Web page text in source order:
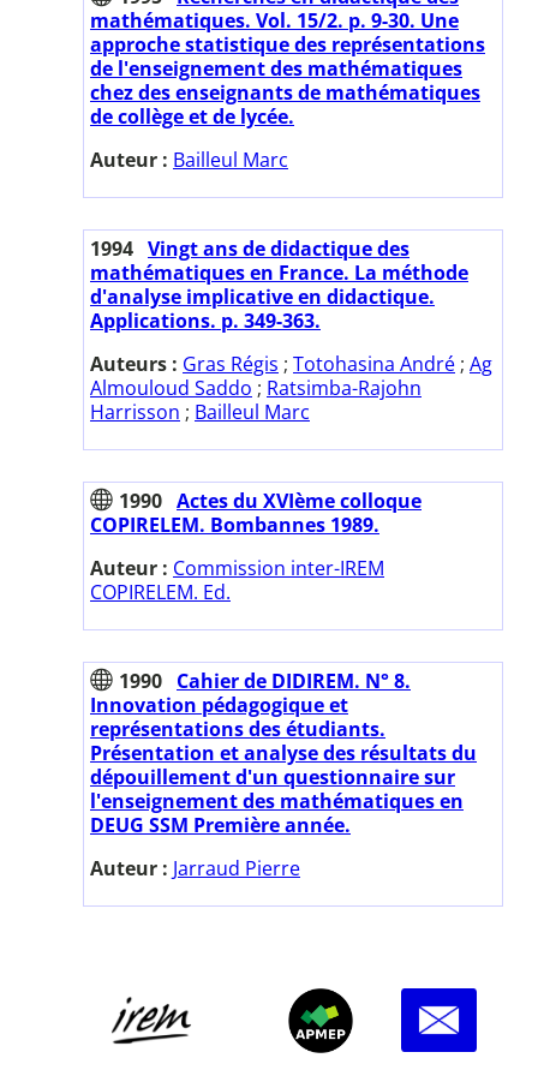
mathématiques. Vol. 15/2. p. 9-30. Une
approche statistique des représentations
de l'enseignement des mathématiques
chez des enseignants de mathématiques
de collège et de lycée.
Auteur : Bailleul Marc
1994 Vingt ans de didactique des
mathématiques en France. La méthode
d'analyse implicative en didactique.
Applications. p. 349-363.
Auteurs : Gras Régis ; Totohasina André ; Ag
Almouloud Saddo ; Ratsimba-Rajohn
Harrisson ; Bailleul Marc
1990 Actes du XVIème colloque
COPIRELEM. Bombannes 1989.
Auteur : Commission inter-IREM
COPIRELEM. Ed.
1990 Cahier de DIDIREM. N° 8.
Innovation pédagogique et
représentations des étudiants.
Présentation et analyse des résultats du
dépouillement d'un questionnaire sur
l'enseignement des mathématiques en
DEUG SSM Première année.
Auteur : Jarraud Pierre